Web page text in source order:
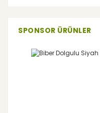
SPONSOR ÜRÜNLER